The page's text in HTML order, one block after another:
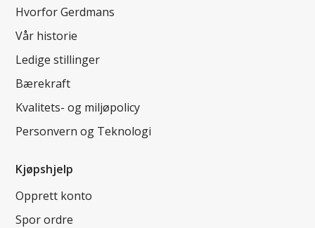
Hvorfor Gerdmans
Vår historie
Ledige stillinger
Bærekraft
Kvalitets- og miljøpolicy
Personvern og Teknologi
Kjøpshjelp
Opprett konto
Spor ordre